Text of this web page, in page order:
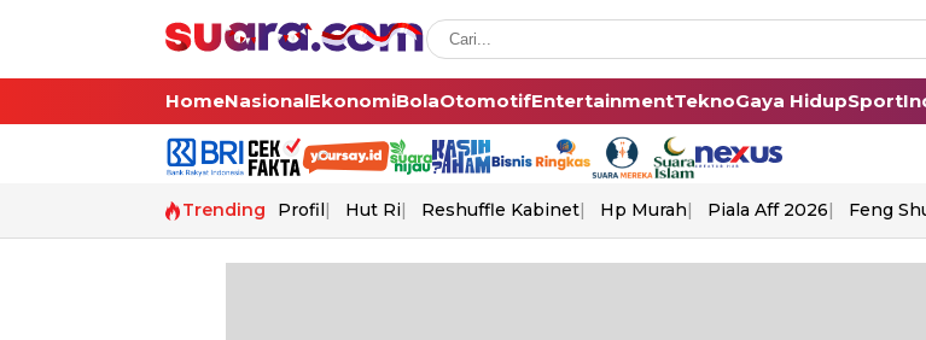
HomeNasionalEkonomiBolaOtomotifEntertainmentTeknoGaya HidupSport
Trending Profil Hut Ri Reshuffle Kabinet Hp Murah Piala Aff 2026 Feng